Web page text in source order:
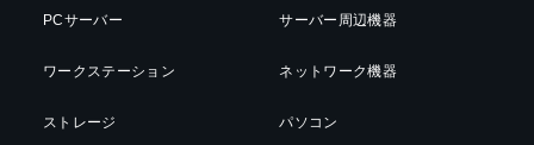
PCサーバー
ワークステーション
ストレージ
サーバー周辺機器
ネットワーク機器
パソコン